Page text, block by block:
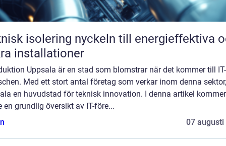
nyckeln till energieffektiva och
installationer
Uppsala är en stad som blomstrar när det kommer till IT-
Med ett stort antal företag som verkar inom denna
en huvudstad för teknisk innovation. I denna artikel
en grundlig översikt av IT-före...
07 augusti